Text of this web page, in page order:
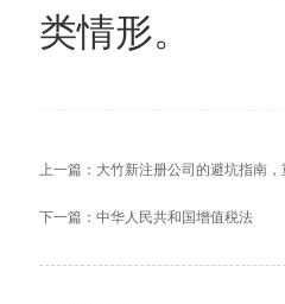
类情形。
上一篇： 大竹新注册公司的避坑指南
下一篇： 中华人民共和国增值税法